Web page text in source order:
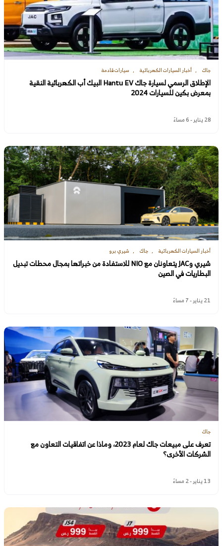
جاك أخبار السيارات الكهربائية سيارات قادمة
الإطلاق الرسمي لسيارة جاك Hantu EV البيك أب الكهربائية النقية
بمعرض بكين للسيارات 2024
28 يناير - 6 مساءً
أخبار السيارات الكهربائية جاك شيري برو
شيري وJAC يتعاونان مع NIO للاستفادة من خبراتها بمجال محطات تبديل
البطاريات في الصين
21 يناير - 7 مساءً
جاك
تعرف على مبيعات جاك لعام 2023، وماذا عن اتفاقيات التعاون مع
الشركات الأخرى؟
13 يناير - 2 مساءً